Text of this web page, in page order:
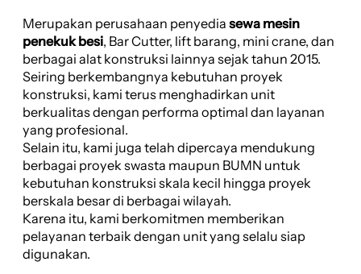
Merupakan perusahaan penyedia sewa mesin
penekuk besi, Bar Cutter, lift barang, mini crane, dan
berbagai alat konstruksi lainnya sejak tahun 2015.
Seiring berkembangnya kebutuhan proyek
konstruksi, kami terus menghadirkan unit
berkualitas dengan performa optimal dan layanan
yang profesional.
Selain itu, kami juga telah dipercaya mendukung
berbagai proyek swasta maupun BUMN untuk
kebutuhan konstruksi skala kecil hingga proyek
berskala besar di berbagai wilayah.
Karena itu, kami berkomitmen memberikan
pelayanan terbaik dengan unit yang selalu siap
digunakan.